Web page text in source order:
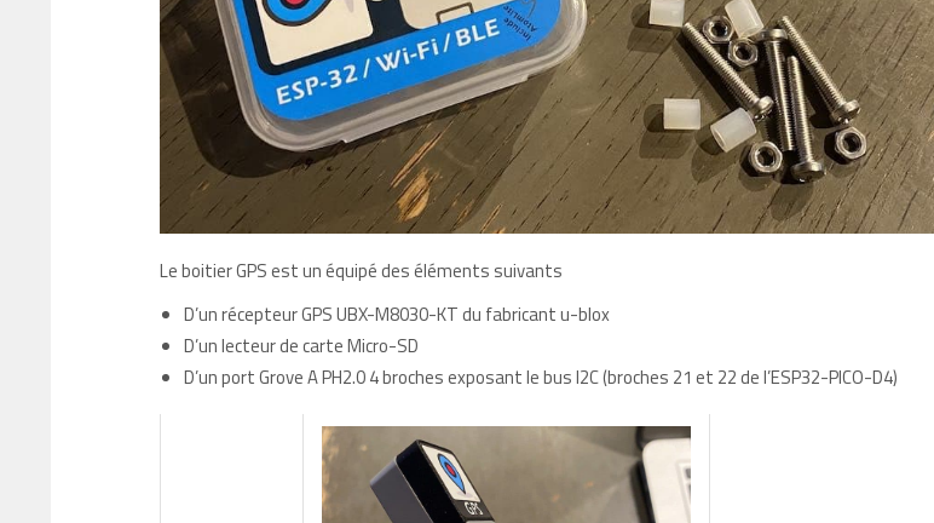
Le boitier GPS est un équipé des éléments suivants
D’un récepteur GPS UBX-M8030-KT du fabricant u-blox
D’un lecteur de carte Micro-SD
D’un port Grove A PH2.0 4 broches exposant le bus I2C (broches 21 et 22 de l’ESP32-PICO-D4)